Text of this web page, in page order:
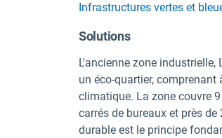
Infrastructures vertes et
Solutions
L'ancienne zone industrielle,
un éco-quartier,
climatique. La zone couvre
carrés de bureaux et près
durable est le principe